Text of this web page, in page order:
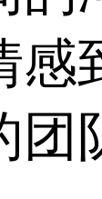
感
团